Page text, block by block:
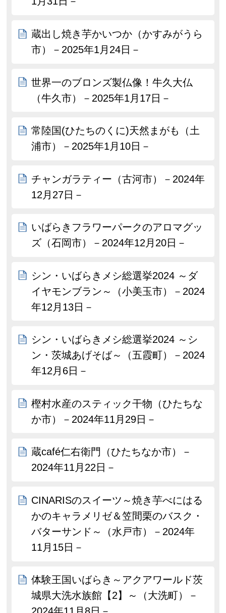
蔵出し焼き芋かいつか（かすみがうら
市）－2025年1月24日－
世界一のブロンズ製仏像！牛久大仏
（牛久市）－2025年1月17日－
常陸国(ひたちのくに)天然まがも（土
浦市）－2025年1月10日－
チャンガラティー（古河市）－2024年
12月27日－
いばらきフラワーパークのアロマグッ
ズ（石岡市）－2024年12月20日－
シン・いばらきメシ総選挙2024 ～ダ
イヤモンブラン～（小美玉市）－2024
年12月13日－
シン・いばらきメシ総選挙2024 ～シ
ン・茨城あげそば～（五霞町）－2024
年12月6日－
樫村水産のスティック干物（ひたちな
か市）－2024年11月29日－
蔵café仁右衛門（ひたちなか市）－
2024年11月22日－
CINARISのスイーツ～焼き芋べにはる
かのキャラメリゼ＆笠間栗のバスク・
バターサンド～（水戸市）－2024年
11月15日－
体験王国いばらき～アクアワールド茨
城県大洗水族館【2】～（大洗町）－